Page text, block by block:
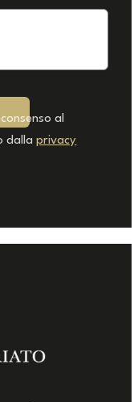
al
dallaprivacy